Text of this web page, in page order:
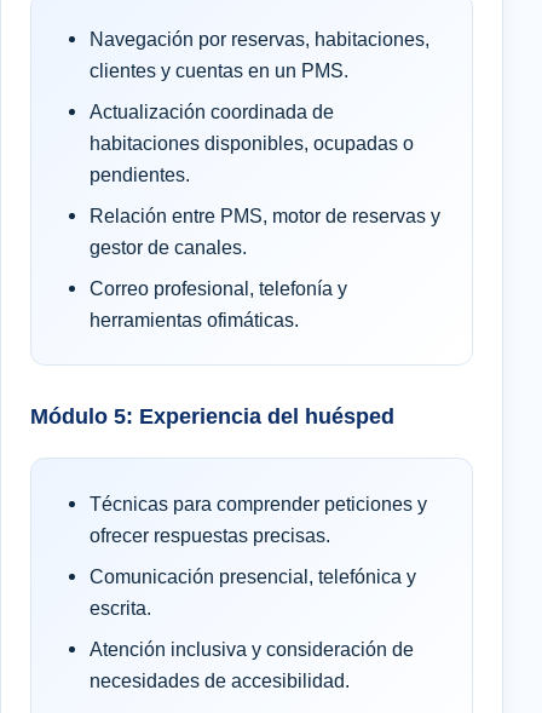
Navegación por reservas, habitaciones,
clientes y cuentas en un PMS.
Actualización coordinada de
habitaciones disponibles, ocupadas o
pendientes.
Relación entre PMS, motor de reservas y
gestor de canales.
Correo profesional, telefonía y
herramientas ofimáticas.
Módulo 5: Experiencia del huésped
Técnicas para comprender peticiones y
ofrecer respuestas precisas.
Comunicación presencial, telefónica y
escrita.
Atención inclusiva y consideración de
necesidades de accesibilidad.